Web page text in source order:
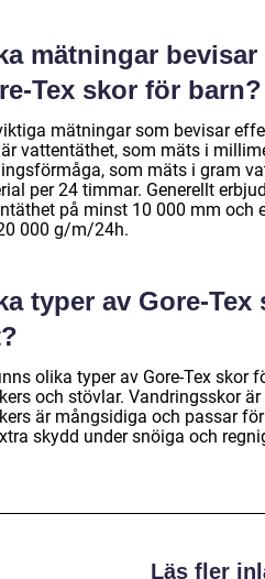
mätningar
Tex skor för barn?
mätningar som bevisar
vattentäthet, som mäts i
som mäts i gram
per 24 timmar. Generellt
på minst 10 000 mm och
000 g/m/24h.
typer av Gore-
olika typer av Gore-Tex skor
och stövlar. Vandringsskor
är mångsidiga och passar
skydd under snöiga och
Läs fler